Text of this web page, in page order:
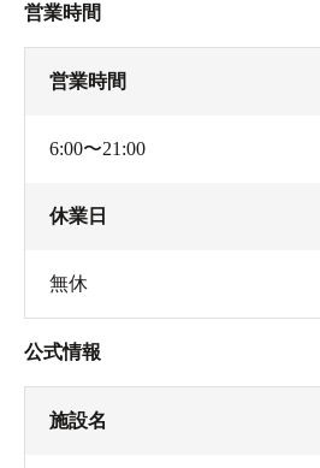
0.3mg、第一鉄ｲｵﾝ0.4mg、ﾌｯ素
離二酸化炭素22.2mg、成分総計
更新かも知れません。
営業時間
営業時間
6:00〜21:00
休業日
無休
公式情報
施設名